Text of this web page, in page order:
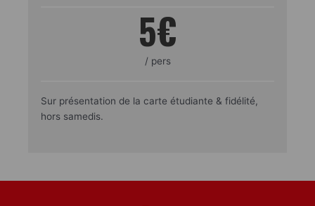
5€
/ pers
Sur présentation de la carte étudiante & fidélité,
hors samedis.